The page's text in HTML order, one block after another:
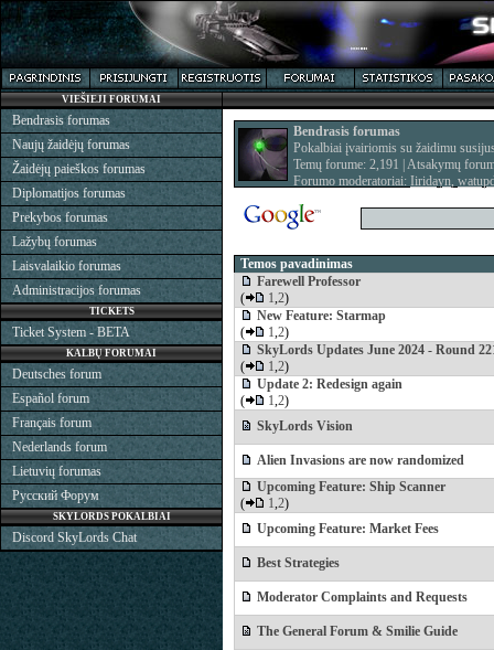
Bendrasis forumas
Pokalbiai įvairiomis su žaidimu
Temų forume: 2,191 | Atsakymų
Forumo moderatoriai: Iiridayn,
Temos pavadinimas
Farewell Professor
(
1,2)
New Feature: Starmap
(
1,2)
SkyLords Updates June 2024 - Round
(
1,2)
Update 2: Redesign again
(
1,2)
SkyLords Vision
Alien Invasions are now randomized
Upcoming Feature: Ship Scanner
(
1,2)
Upcoming Feature: Market Fees
Best Strategies
Moderator Complaints and Requests
The General Forum & Smilie Guide
VIEŠIEJI FORUMAI
Bendrasis forumas
Naujų žaidėjų forumas
Žaidėjų paieškos forumas
Diplomatijos forumas
Prekybos forumas
Lažybų forumas
Laisvalaikio forumas
Administracijos forumas
TICKETS
Ticket System - BETA
KALBŲ FORUMAI
Deutsches forum
Español forum
Français forum
Nederlands forum
Lietuvių forumas
Русский Форум
SKYLORDS POKALBIAI
Discord SkyLords Chat